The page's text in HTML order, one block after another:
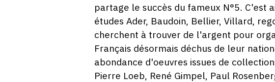
partage le succès du fameux N°5. C'est
études Ader, Baudoin, Bellier, Villard,
cherchent à trouver de l'argent pour
Français désormais déchus de leur
abondance d'oeuvres issues de
Pierre Loeb, René Gimpel, Paul